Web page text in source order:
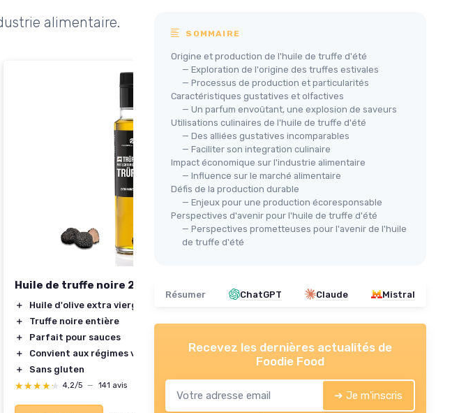
alimentaire.
Huile de truffe noire 250 ml
＋
Huile d'olive extra vierge
＋
Truffe noire entière
＋
Parfait pour sauces
＋
Convient aux régimes végétaliens
＋
Sans gluten
★★★★★
★★★★★ 4,2/5 — 141 avis
SPARTACUS TRUFFLE
Arôme Naturel de Truffe Noire
＋ Sans additifs
＋
Facile à utiliser
Voir l'offre
SOMMAIRE
Origine et production de l'huile de truffe d'été
— Exploration de l'origine des truffes estivales
— Processus de production et particularités
Caractéristiques gustatives et olfactives
— Un parfum envoûtant, une explosion de saveurs
Utilisations culinaires de l'huile de truffe d'été
— Des alliées gustatives incomparables
— Faciliter son integration culinaire
Impact économique sur l'industrie alimentaire
— Influence sur le marché alimentaire
Défis de la production durable
— Enjeux pour une production écoresponsable
Perspectives d'avenir pour l'huile de truffe d'été
— Perspectives prometteuses pour l'avenir de l'huile
de truffe d'été
Résumer ChatGPT Claude Mistral
Recevez les dernières actualités de
Foodie Food
➔ Je m'inscris